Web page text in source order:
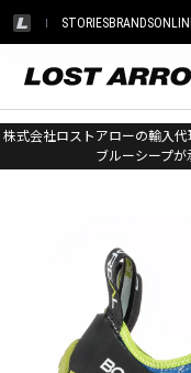
STORIESBRANDS
株式会社ロストアローの輸入
ブルーシープが
ホーム > ボリエール > クラ